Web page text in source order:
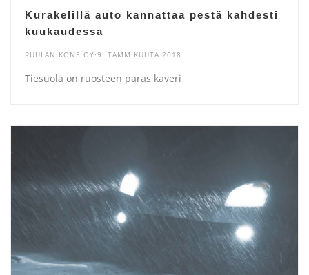
Kurakelillä auto kannattaa pestä kahdesti
kuukaudessa
PUULAN KONE OY·9. TAMMIKUUTA 2018
Tiesuola on ruosteen paras kaveri